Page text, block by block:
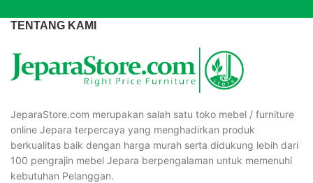
TENTANG KAMI
JeparaStore.com merupakan salah satu toko mebel / furniture
online Jepara terpercaya yang menghadirkan produk
berkualitas baik dengan harga murah serta didukung lebih dari
100 pengrajin mebel Jepara berpengalaman untuk memenuhi
kebutuhan Pelanggan.